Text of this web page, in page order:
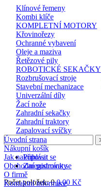
Klínové řemeny
Kombi klíče
KOMPLETNÍ MOTORY
Křovinořezy
Ochranné vybavení
Oleje a maziva
Řetězové pily
ROBOTICKÉ SEKAČKY
Rozbrušovací stroje
Stavební mechanizace
Univerzální díly
Žací nože
Zahradní sekačky
Zahradní traktory
Zapalovací svíčky
Přihlásit se
Zaregistrovat se
Počet položek: 0 0,00 Kč
Úvodní strana
Nákupní košík
Jak nakupovat
Obchodní podmínky
O firmě
Kontaktní informace